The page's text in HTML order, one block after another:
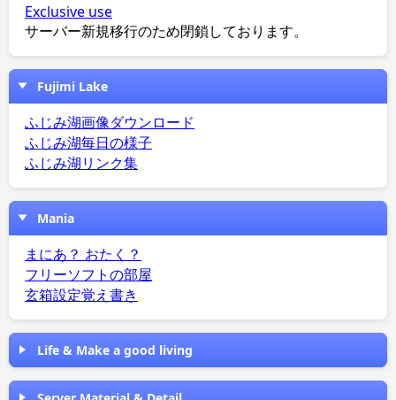
Exclusive use
サーバー新規移行のため閉鎖しております。
Fujimi Lake
ふじみ湖画像ダウンロード
ふじみ湖毎日の様子
ふじみ湖リンク集
Mania
まにあ？ おたく？
フリーソフトの部屋
玄箱設定覚え書き
Life & Make a good living